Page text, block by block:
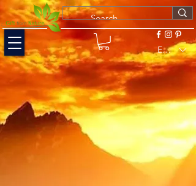
EUR (€)